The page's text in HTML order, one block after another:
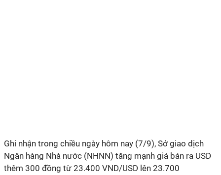
Ghi nhận trong chiều ngày hôm nay (7/9), Sở giao dịch
Ngân hàng Nhà nước (NHNN) tăng mạnh giá bán ra USD
thêm 300 đồng từ 23.400 VND/USD lên 23.700